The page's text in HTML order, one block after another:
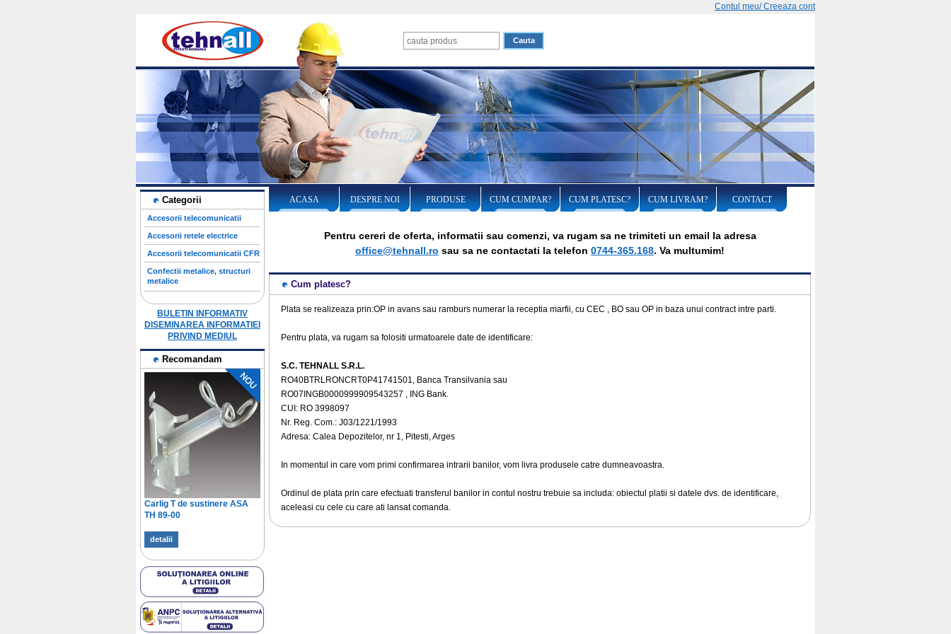
Contul meu/ Creeaza cont
ACASA DESPRE NOI PRODUSE CUM CUMPAR? CUM PLATESC? CUM LIVRAM? CONTACT
Categorii
Accesorii telecomunicatii
Accesorii retele electrice
Accesorii telecomunicatii CFR
Confectii metalice, structuri
metalice
BULETIN INFORMATIV
DISEMINAREA INFORMATIEI
PRIVIND MEDIUL
Recomandam
Carlig T de sustinere ASA
TH 89-00
detalii
Pentru cereri de oferta, informatii sau comenzi, va rugam sa ne trimiteti un email la adresa
office@tehnall.ro sau sa ne contactati la telefon 0744-365.168. Va multumim!
Cum platesc?
Plata se realizeaza prin:OP in avans sau ramburs numerar la receptia marfii, cu CEC , BO sau OP in baza unui contract intre parti.
Pentru plata, va rugam sa folositi urmatoarele date de identificare:
S.C. TEHNALL S.R.L.
RO40BTRLRONCRT0P41741501, Banca Transilvania sau
RO07INGB0000999909543257 , ING Bank.
CUI: RO 3998097
Nr. Reg. Com.: J03/1221/1993
Adresa: Calea Depozitelor, nr 1, Pitesti, Arges
In momentul in care vom primi confirmarea intrarii banilor, vom livra produsele catre dumneavoastra.
Ordinul de plata prin care efectuati transferul banilor in contul nostru trebuie sa includa: obiectul platii si datele dvs. de identificare,
aceleasi cu cele cu care ati lansat comanda.